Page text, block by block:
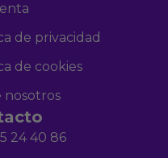
de privacidad
de cookies
nosotros
24 40 86